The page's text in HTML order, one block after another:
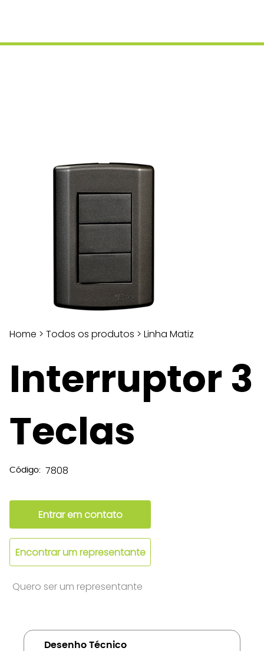
Home > Todos os produtos > Linha Matiz
Interruptor 3
Teclas
Código: 7808
Entrar em contato
Encontrar um representante
Quero ser um representante
Desenho Técnico